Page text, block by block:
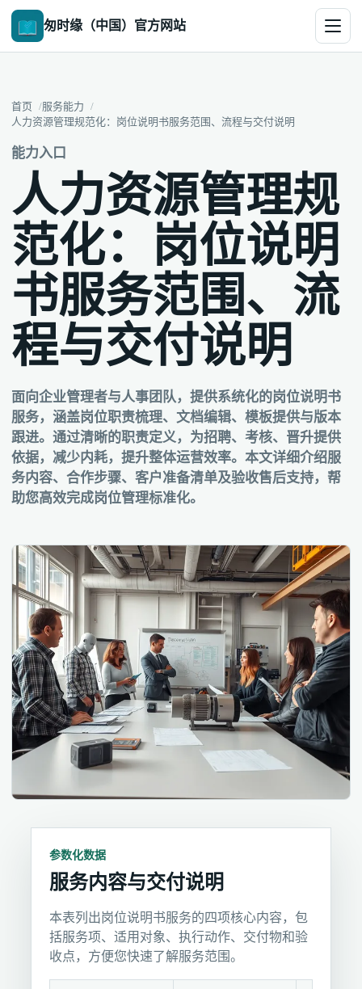
匆时缘（中国）官方网站
首页
服务能力
人力资源管理规范化：岗位说明书服务范围、流程与交付说明
能力入口
人力资源管理规
范化：岗位说明
书服务范围、流
程与交付说明
面向企业管理者与人事团队，提供系统化的岗位说明书
服务，涵盖岗位职责梳理、文档编辑、模板提供与版本
跟进。通过清晰的职责定义，为招聘、考核、晋升提供
依据，减少内耗，提升整体运营效率。本文详细介绍服
务内容、合作步骤、客户准备清单及验收售后支持，帮
助您高效完成岗位管理标准化。
参数化数据
服务内容与交付说明
本表列出岗位说明书服务的四项核心内容，包
括服务项、适用对象、执行动作、交付物和验
收点，方便您快速了解服务范围。